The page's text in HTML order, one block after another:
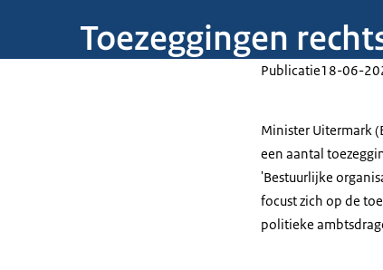
Toezeggingen
Publicatie18-06-
Minister Uitermark
een aantal
'Bestuurlijke
focust zich op de
politieke